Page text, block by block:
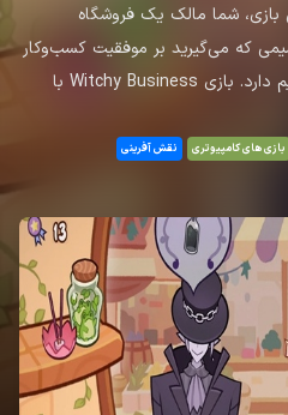
شما مالک یک فروشگاه
که می‌گیرید بر موفقیت کسب‌وکار
و رشد قدرت جادویی تأثیر مستقیم دارد. بازی Witchy Business با
بازی های کامپیوتری نقش آفرینی